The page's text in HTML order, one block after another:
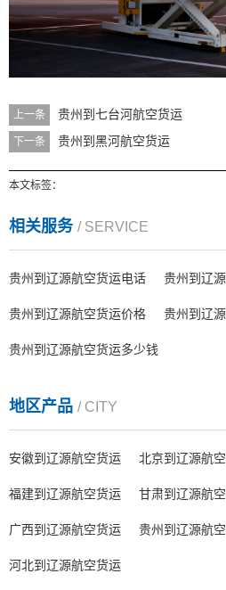
上一条 贵州到七台河航空货运
下一条 贵州到黑河航空货运
本文标签：
相关服务 / SERVICE
贵州到辽源航空货运电话 贵州到辽
贵州到辽源航空货运价格 贵州到辽
贵州到辽源航空货运多少钱
地区产品 / CITY
安徽到辽源航空货运 北京到辽源航
福建到辽源航空货运 甘肃到辽源航
广西到辽源航空货运 贵州到辽源航
河北到辽源航空货运